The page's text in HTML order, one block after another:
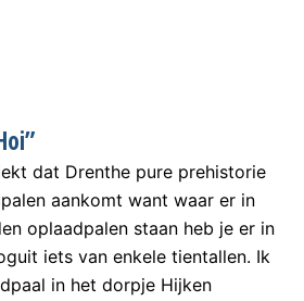
dat Drenthe pure prehistorie
aankomt want waar er in
oplaadpalen staan heb je er in
iets van enkele tientallen. Ik
in het dorpje Hijken